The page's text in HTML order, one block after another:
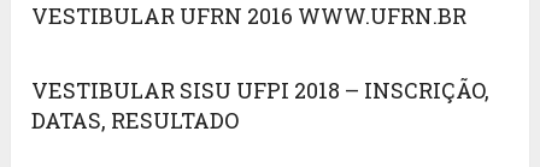
VESTIBULAR UFRN 2016 WWW.UFRN.BR
VESTIBULAR SISU UFPI 2018 – INSCRIÇÃO,
DATAS, RESULTADO